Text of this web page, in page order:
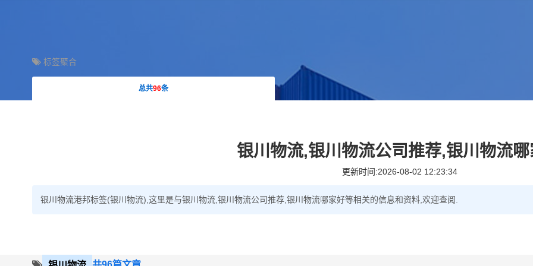
标签聚合
总共96条
银川物流,银川物流公司推荐,银川物流
更新时间:2026-08-02 12:23:34
银川物流港邦标签(银川物流),这里是与银川物流,银川物流公司推荐,银川物流哪家好等相关的信息和资料,欢迎查阅.